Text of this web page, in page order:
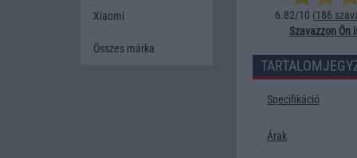
6.82/10 (186
Szavazzon Ön
Specifikáció
Árak
Xiaomi
Összes márka